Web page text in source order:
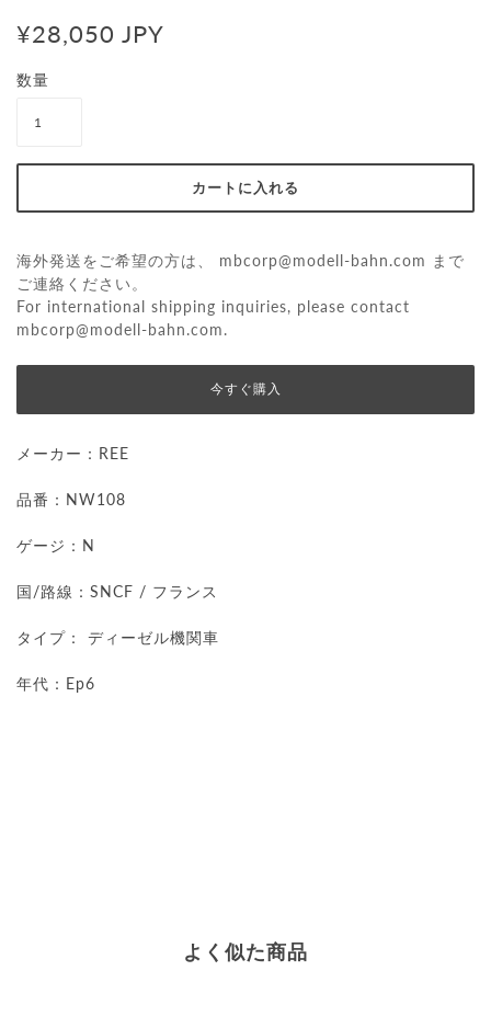
¥28,050 JPY
数量
海外発送をご希望の方は、 mbcorp@modell-bahn.com
まで
ご連絡ください。
For international shipping inquiries, please contact
mbcorp@modell-bahn.com.
今すぐ購入
メーカー：REE
品番：NW108
ゲージ：N
国/路線：SNCF / フランス
タイプ： ディーゼル機関車
年代：Ep6
よく似た商品